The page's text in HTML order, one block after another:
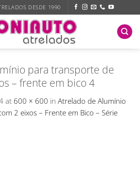
DESDE 1990
para transporte de
– frente em bico 4
at 600 × 600 in Atrelado de Alumínio
2 eixos – Frente em Bico – Série